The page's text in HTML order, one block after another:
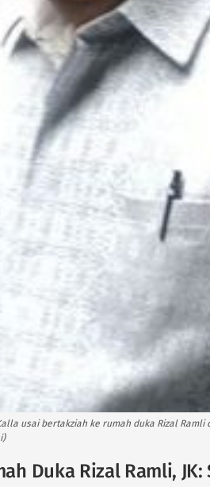
usai bertakziah ke rumah duka Rizal Ramli
Duka Rizal Ramli, JK: